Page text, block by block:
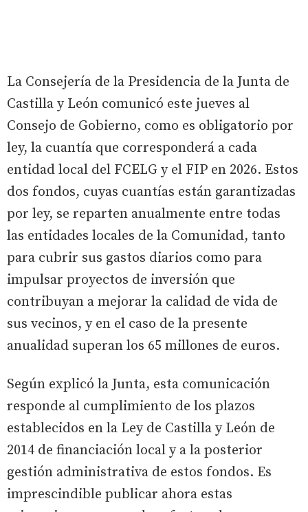
La Consejería de la Presidencia de la Junta de
Castilla y León comunicó este jueves al
Consejo de Gobierno, como es obligatorio por
ley, la cuantía que corresponderá a cada
entidad local del FCELG y el FIP en 2026. Estos
dos fondos, cuyas cuantías están garantizadas
por ley, se reparten anualmente entre todas
las entidades locales de la Comunidad, tanto
para cubrir sus gastos diarios como para
impulsar proyectos de inversión que
contribuyan a mejorar la calidad de vida de
sus vecinos, y en el caso de la presente
anualidad superan los 65 millones de euros.
Según explicó la Junta, esta comunicación
responde al cumplimiento de los plazos
establecidos en la Ley de Castilla y León de
2014 de financiación local y a la posterior
gestión administrativa de estos fondos. Es
imprescindible publicar ahora estas